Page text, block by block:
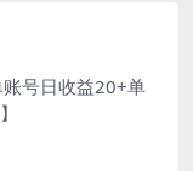
号日收益20+单